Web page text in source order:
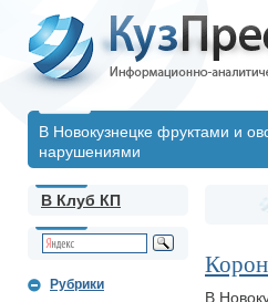
В Новокузнецке фруктами и
нарушениями
В Клуб КП
Рубрики
В